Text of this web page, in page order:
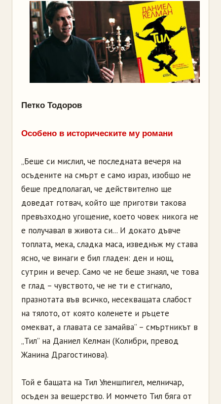
Петко Тодоров
Особено в историческите му романи
„Беше си мислил, че последната вечеря на
осъдените на смърт е само израз, изобщо не
беше предполагал, че действително ще
доведат готвач, който ще приготви такова
превъзходно угощение, което човек никога не
е получавал в живота си... И докато дъвче
топлата, мека, сладка маса, изведнъж му става
ясно, че винаги е бил гладен: ден и нощ,
сутрин и вечер. Само че не беше знаял, че това
е глад – чувството, че не ти е стигнало,
празнотата във всичко, несекващата слабост
на тялото, от която коленете и ръцете
омекват, а главата се замайва” – смъртникът в
„Тил” на Даниел Келман (Колибри, превод
Жанина Драгостинова).
Той е бащата на Тил Уленшпигел, мелничар,
осъден за вещерство. И момчето Тил бяга от